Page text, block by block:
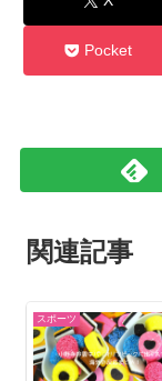
Pocket
関連記事
スポーツ